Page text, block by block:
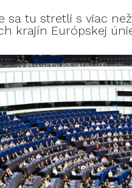
sa tu stretli s viac
krajín Európskej